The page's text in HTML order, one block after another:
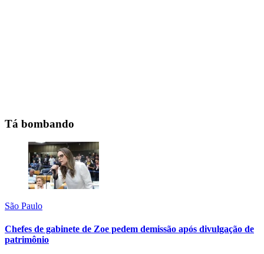
Tá bombando
São Paulo
Chefes de gabinete de Zoe pedem demissão após divulgação de
patrimônio